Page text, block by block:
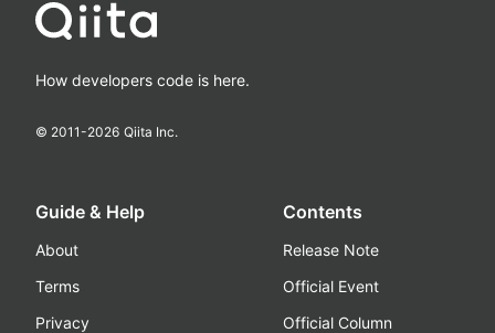
How developers code is here.
© 2011-2026 Qiita Inc.
Guide & Help
About
Terms
Privacy
Contents
Release Note
Official Event
Official Column